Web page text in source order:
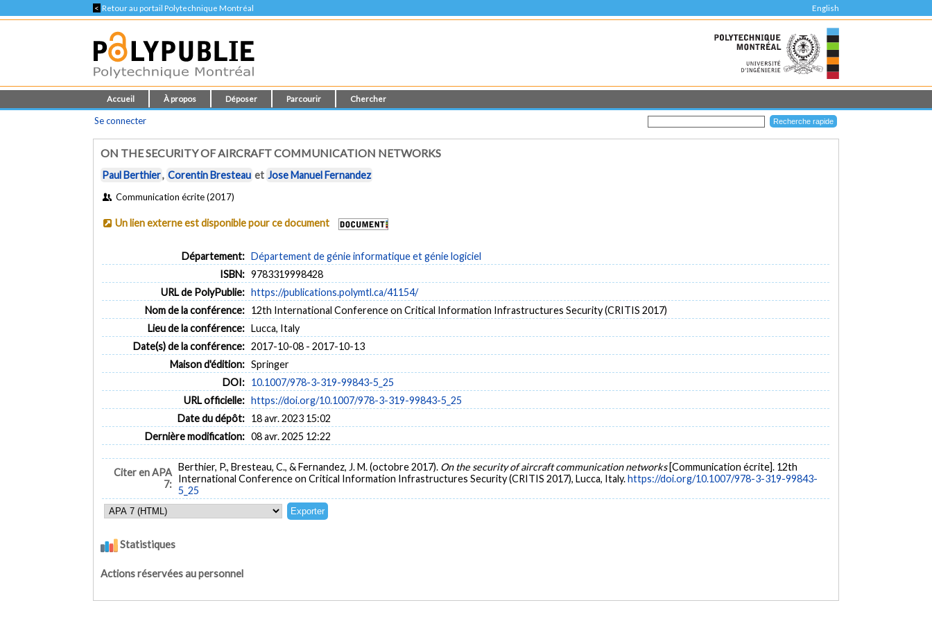
< Retour au portail Polytechnique Montréal English
Accueil À propos Déposer Parcourir Chercher
Se connecter
ON THE SECURITY OF AIRCRAFT COMMUNICATION NETWORKS
Paul Berthier, Corentin Bresteau et Jose Manuel Fernandez
Communication écrite (2017)
Un lien externe est disponible pour ce document
Département: Département de génie informatique et génie logiciel
ISBN: 9783319998428
URL de PolyPublie: https://publications.polymtl.ca/41154/
Nom de la conférence: 12th International Conference on Critical Information Infrastructures Security (CRITIS 2017)
Lieu de la conférence: Lucca, Italy
Date(s) de la conférence: 2017-10-08 - 2017-10-13
Maison d'édition: Springer
DOI: 10.1007/978-3-319-99843-5_25
URL officielle: https://doi.org/10.1007/978-3-319-99843-5_25
Date du dépôt: 18 avr. 2023 15:02
Dernière modification: 08 avr. 2025 12:22
Citer en APA
7:
Berthier, P., Bresteau, C., & Fernandez, J. M. (octobre 2017). On the security of aircraft communication networks [Communication écrite]. 12th
International Conference on Critical Information Infrastructures Security (CRITIS 2017), Lucca, Italy.https://doi.org/10.1007/978-3-319-99843-
5_25
Statistiques
Actions réservées au personnel